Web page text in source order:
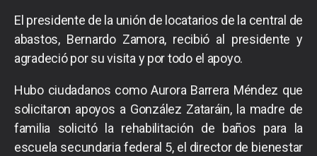
El presidente de la unión de locatarios de la central de
abastos, Bernardo Zamora, recibió al presidente y
agradeció por su visita y por todo el apoyo.
Hubo ciudadanos como Aurora Barrera Méndez que
solicitaron apoyos a González Zataráin, la madre de
familia solicitó la rehabilitación de baños para la
escuela secundaria federal 5, el director de bienestar